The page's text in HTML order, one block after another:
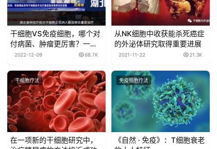
干细胞VS免疫细胞，哪个对
付病菌、肿瘤更厉害？一文
看懂~
2022-12-09 68.7K
从NK细胞中收获能杀死癌症
的外泌体研究取得重要进展
2021-11-22 21.3K
干细胞疗法
在一项新的干细胞研究中，
免疫细胞疗法
《自然 · 免疫》：T细胞衰老